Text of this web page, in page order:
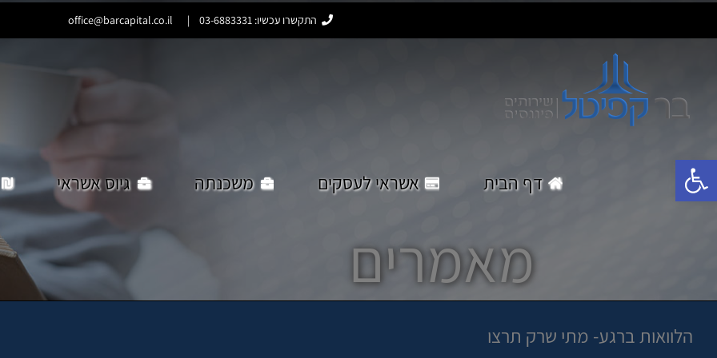
פתח סרגל נגישות
לתוכן
התקשרו עכשיו: 03-6883331 |
office@barcapital.co.il
דף הבית אשראי לעסקים משכנתה גיוס אשראי
מאמרים
הלוואות ברגע- מתי שרק תרצו